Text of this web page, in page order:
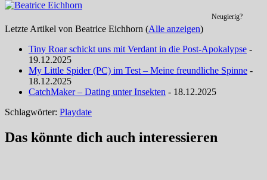
Neugierig?
Letzte Artikel von Beatrice Eichhorn (Alle anzeigen)
Tiny Roar schickt uns mit Verdant in die Post-Apokalypse -
19.12.2025
My Little Spider (PC) im Test – Meine freundliche Spinne -
18.12.2025
CatchMaker – Dating unter Insekten - 18.12.2025
Schlagwörter: Playdate
Das könnte dich auch interessieren